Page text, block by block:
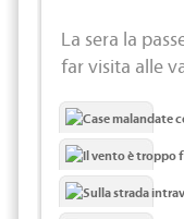
La sera la
far visita alle